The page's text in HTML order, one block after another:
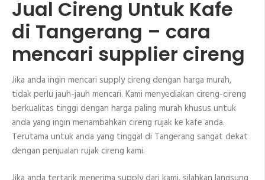
Jual Cireng Untuk Kafe
di Tangerang – cara
mencari supplier cireng
Jika anda ingin mencari supply cireng dengan harga murah,
tidak perlu jauh-jauh mencari. Kami menyediakan cireng-cireng
berkualitas tinggi dengan harga paling murah khusus untuk
anda yang ingin menambahkan cireng rujak ke kafe anda.
Terutama untuk anda yang tinggal di Tangerang sangat dekat
dengan penjualan rujak cireng kami.